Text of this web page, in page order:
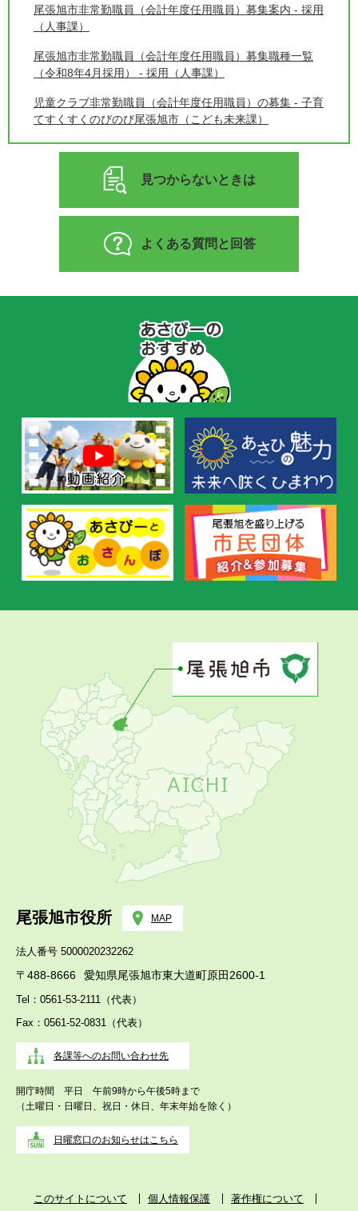
尾張旭市非常勤職員（会計年度任用職員）募集案内 - 採用
（人事課）
尾張旭市非常勤職員（会計年度任用職員）募集職種一覧
（令和8年4月採用） - 採用（人事課）
児童クラブ非常勤職員（会計年度任用職員）の募集 - 子育
てすくすくのびのび尾張旭市（こども未来課）
見つからないときは
よくある質問と回答
の
お
す
め
尾張旭市役所 MAP
法人番号 5000020232262
〒488-8666 愛知県尾張旭市東大道町原田2600-1
Tel：0561-53-2111（代表）
Fax：0561-52-0831（代表）
各課等へのお問い合わせ先
開庁時間 平日 午前9時から午後5時まで
（土曜日・日曜日、祝日・休日、年末年始を除く）
日曜窓口のお知らせはこちら
このサイトについて 個人情報保護 著作権について